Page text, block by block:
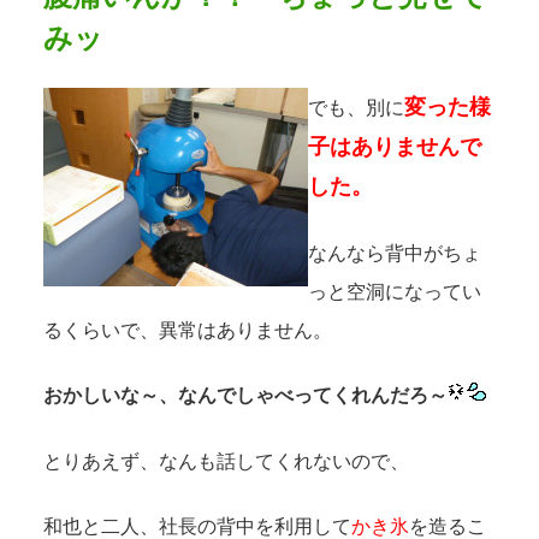
みッ
でも、別に変った様
子はありませんで
した。
なんなら背中がちょ
っと空洞になってい
るくらいで、異常はありません。
おかしいな～、なんでしゃべってくれんだろ～
とりあえず、なんも話してくれないので、
和也と二人、社長の背中を利用してかき氷を造るこ